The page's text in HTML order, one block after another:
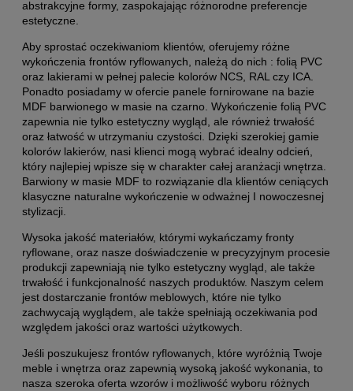
abstrakcyjne formy, zaspokajając różnorodne preferencje
estetyczne.
Aby sprostać oczekiwaniom klientów, oferujemy różne
wykończenia frontów ryflowanych, należą do nich : folią PVC
oraz lakierami w pełnej palecie kolorów NCS, RAL czy ICA.
Ponadto posiadamy w ofercie panele fornirowane na bazie
MDF barwionego w masie na czarno. Wykończenie folią PVC
zapewnia nie tylko estetyczny wygląd, ale również trwałość
oraz łatwość w utrzymaniu czystości. Dzięki szerokiej gamie
kolorów lakierów, nasi klienci mogą wybrać idealny odcień,
który najlepiej wpisze się w charakter całej aranżacji wnętrza.
Barwiony w masie MDF to rozwiązanie dla klientów ceniących
klasyczne naturalne wykończenie w odważnej I nowoczesnej
stylizacji.
Wysoka jakość materiałów, którymi wykańczamy fronty
ryflowane, oraz nasze doświadczenie w precyzyjnym procesie
produkcji zapewniają nie tylko estetyczny wygląd, ale także
trwałość i funkcjonalność naszych produktów. Naszym celem
jest dostarczanie frontów meblowych, które nie tylko
zachwycają wyglądem, ale także spełniają oczekiwania pod
względem jakości oraz wartości użytkowych.
Jeśli poszukujesz frontów ryflowanych, które wyróżnią Twoje
meble i wnętrza oraz zapewnią wysoką jakość wykonania, to
nasza szeroka oferta wzorów i możliwość wyboru różnych